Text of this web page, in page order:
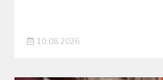
10.08.2026